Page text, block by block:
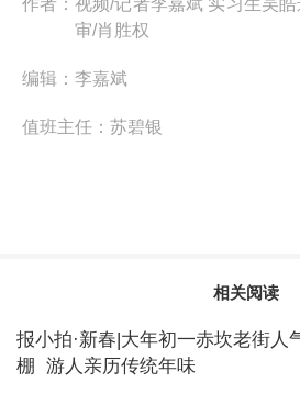
审/肖胜权
编辑： 李嘉斌
值班主任： 苏碧银
相关阅读
报小拍·新春|大年初一赤坎老街人
棚 游人亲历传统年味